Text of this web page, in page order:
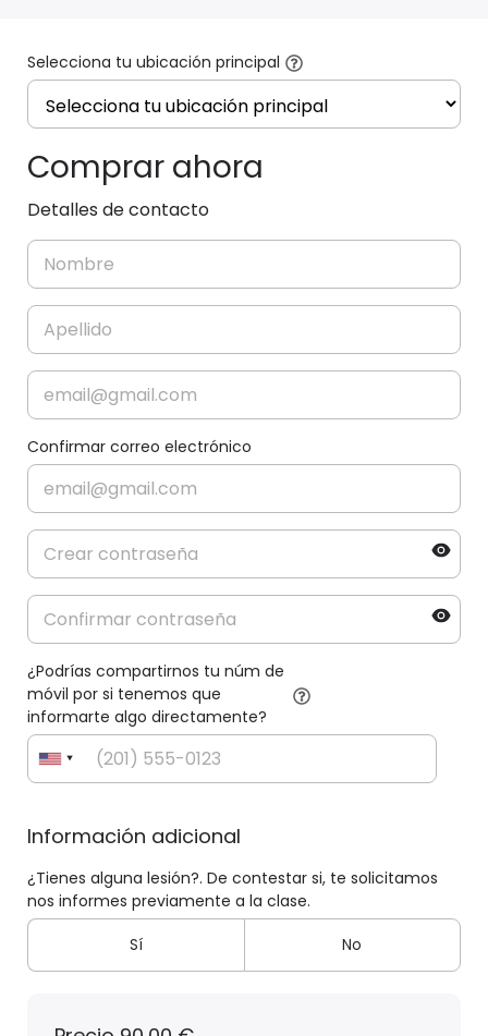
Selecciona tu ubicación principal
Comprar ahora
Detalles de contacto
Confirmar correo electrónico
¿Podrías compartirnos tu núm de
móvil por si tenemos que
informarte algo directamente?
Información adicional
¿Tienes alguna lesión?. De contestar si, te solicitamos
nos informes previamente a la clase.
Sí No